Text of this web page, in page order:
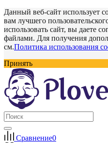
Данный веб-сайт использует
вам лучшего
использовать сайт, вы даете
файлами. Для получения
см.Политика использования
Принять
Сравнение0